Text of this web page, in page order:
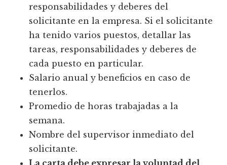
responsabilidades y deberes del
solicitante en la empresa. Si el solicitante
ha tenido varios puestos, detallar las
tareas, responsabilidades y deberes de
cada puesto en particular.
Salario anual y beneficios en caso de
tenerlos.
Promedio de horas trabajadas a la
semana.
Nombre del supervisor inmediato del
solicitante.
La carta debe expresar la voluntad del